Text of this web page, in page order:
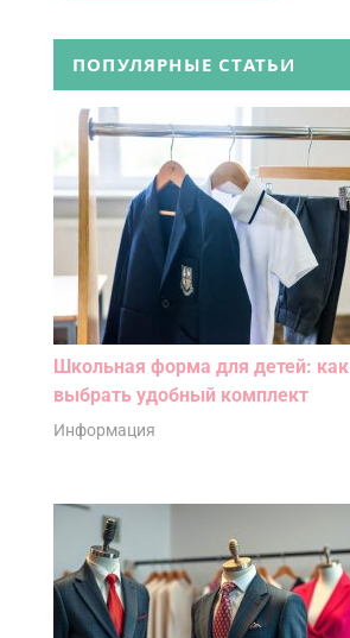
ПОПУЛЯРНЫЕ СТАТЬИ
Школьная форма для детей: как
выбрать удобный комплект
Информация